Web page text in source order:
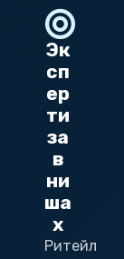
Эк
сп
ер
ти
за
в
ни
ша
х
Ритейл